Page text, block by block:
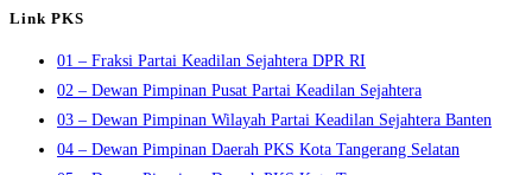
Link PKS
01 – Fraksi Partai Keadilan Sejahtera DPR RI
02 – Dewan Pimpinan Pusat Partai Keadilan Sejahtera
03 – Dewan Pimpinan Wilayah Partai Keadilan Sejahtera Banten
04 – Dewan Pimpinan Daerah PKS Kota Tangerang Selatan